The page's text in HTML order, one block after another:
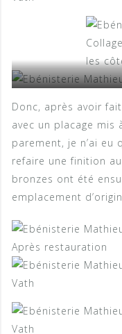
les
Recollages sur la
Donc, après avoir
avec un placage mis
parement, je n’ai eu
refaire une finition
bronzes ont été
emplacement
Après restauration